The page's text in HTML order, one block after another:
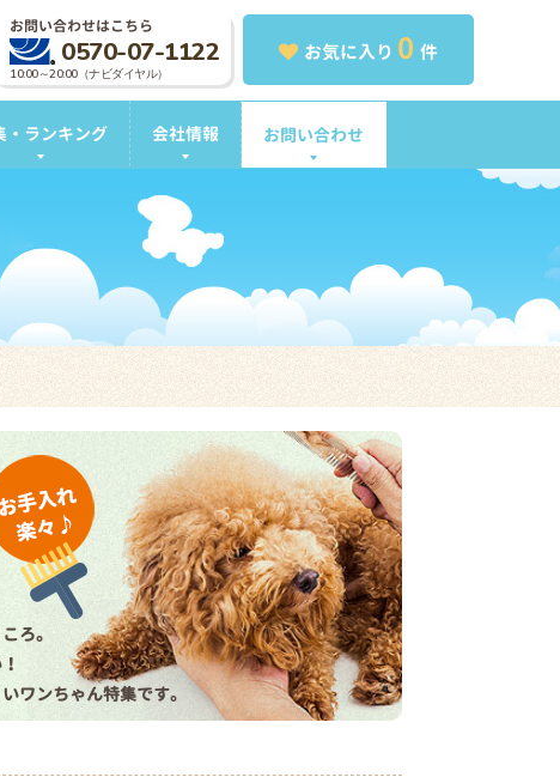
お気に入り 0 件
お問い合わせはこちら
0570-07-1122
10:00～20:00（ナビダイヤル）
・ランキング 会社情報 お問い合わせ
ろ。
ワンちゃん特集です。